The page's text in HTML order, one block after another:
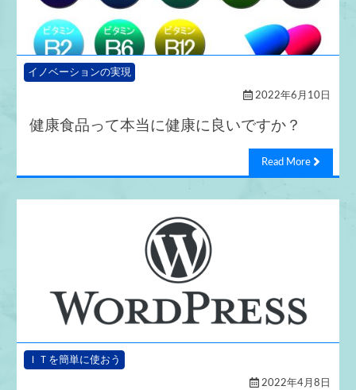
イノベーションの実現
2022年6月10日
健康食品って本当に健康に良いですか？
Read More
ＩＴを簡単に使おう
2022年4月8日